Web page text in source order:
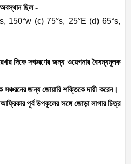
অবস্থান ছিল -
150°w (c) 75°s, 25°E (d) 65°s,
দিকে সঞ্চরণের জন্য ওয়েগনার বৈষম্যমূলক
সঞ্চরনের জন্য জোয়ারি শক্তিকে দায়ী করেন।
পূর্ব উপকূলের সঙ্গে জোড়া লাগার চিত্র